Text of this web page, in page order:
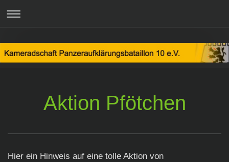
Aktion Pfötchen
Hier ein Hinweis auf eine tolle Aktion von